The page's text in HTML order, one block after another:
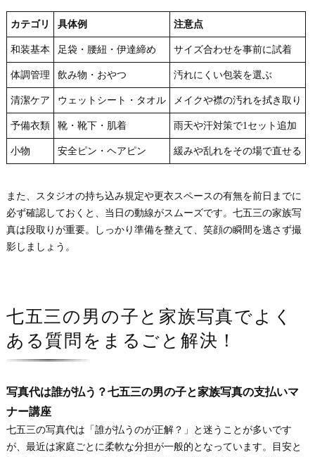
カテゴリ 具体例 注意点
和装基本 足袋・腰紐・伊達締め サイズ合わせを事前に試着
体調管理 飲み物・おやつ 汚れにくい包装を選ぶ
清潔ケア ウェットシート・タオル メイクや襟の汚れを拭き取り
予備衣類 靴・靴下・肌着 雨天や汗対策で1セット追加
小物 安全ピン・ヘアピン 緩みや乱れをその場で直せる
また、スタジオの持ち込み規定や更衣スペースの有無を前日までに
必ず確認しておくと、当日の動線がスムーズです。七五三の家族写
真は段取りが重要。しっかり準備を整えて、笑顔の瞬間を逃さず撮
影しましょう。
七五三の男の子と家族写真でよく
ある質問をまるごと解決！
写真代は誰が払う？七五三の男の子と家族写真の支払いマ
ナー講座
七五三の写真代は「誰が払うのが正解？」と迷うことが多いです
が、最近は家庭ごとに柔軟な分担が一般的となっています。目安と